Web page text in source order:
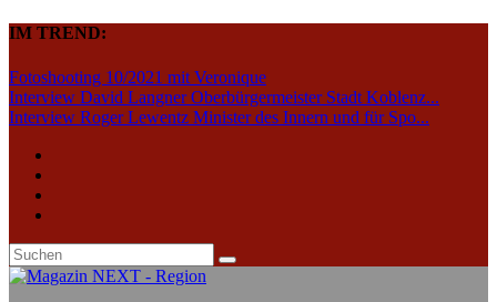
IM TREND:
Fotoshooting 10/2021 mit Veronique
Interview David Langner Oberbürgermeister Stadt Koblenz...
Interview Roger Lewentz Minister des Innern und für Spo...